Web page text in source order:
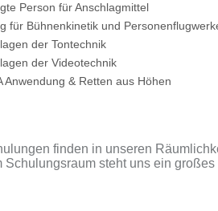
Person für Anschlagmittel
für Bühnenkinetik und
der Tontechnik
der Videotechnik
Anwendung & Retten aus Höhen
finden in unseren
Schulungsraum steht uns ein